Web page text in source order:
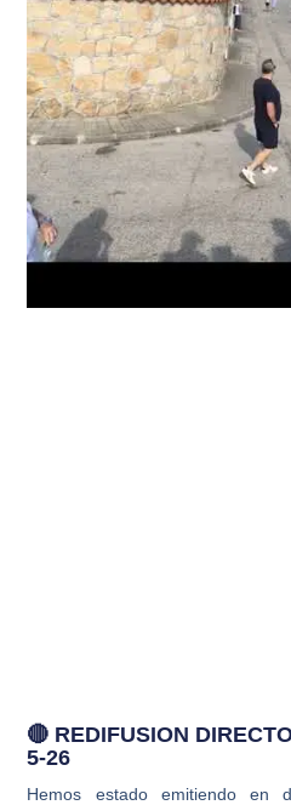
🔴 REDIFUSION
5-26
Hemos estado emitiendo en